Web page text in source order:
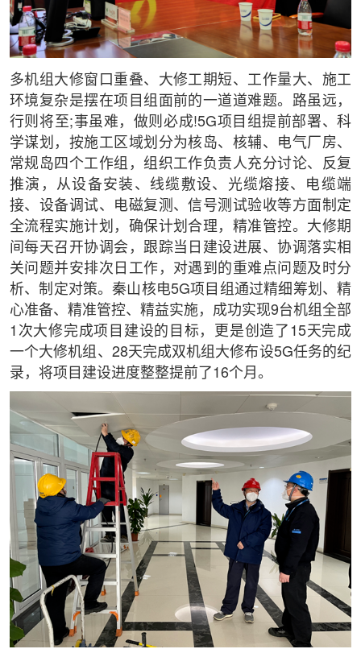
多机组大修窗口重叠、大修工期短、工作量大、施工
环境复杂是摆在项目组面前的一道道难题。路虽远，
行则将至;事虽难，做则必成!5G项目组提前部署、科
学谋划，按施工区域划分为核岛、核辅、电气厂房、
常规岛四个工作组，组织工作负责人充分讨论、反复
推演，从设备安装、线缆敷设、光缆熔接、电缆端
接、设备调试、电磁复测、信号测试验收等方面制定
全流程实施计划，确保计划合理，精准管控。大修期
间每天召开协调会，跟踪当日建设进展、协调落实相
关问题并安排次日工作，对遇到的重难点问题及时分
析、制定对策。秦山核电5G项目组通过精细筹划、精
心准备、精准管控、精益实施，成功实现9台机组全部
1次大修完成项目建设的目标，更是创造了15天完成
一个大修机组、28天完成双机组大修布设5G任务的纪
录，将项目建设进度整整提前了16个月。